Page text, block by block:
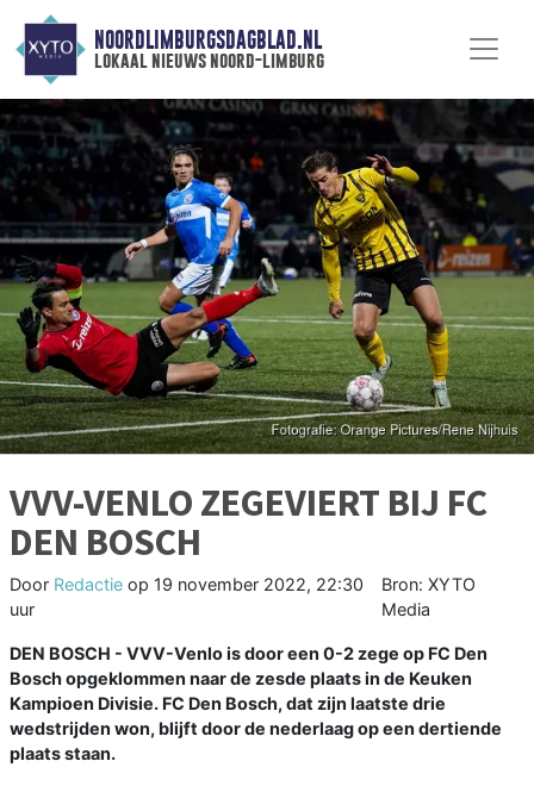
NOORDLIMBURGSDAGBLAD.NL
lokaal nieuws noord-limburg
VVV-VENLO ZEGEVIERT BIJ FC
DEN BOSCH
Door Redactie op 19 november 2022, 22:30
uur
Bron: XYTO
Media
DEN BOSCH - VVV-Venlo is door een 0-2 zege op FC Den
Bosch opgeklommen naar de zesde plaats in de Keuken
Kampioen Divisie. FC Den Bosch, dat zijn laatste drie
wedstrijden won, blijft door de nederlaag op een dertiende
plaats staan.